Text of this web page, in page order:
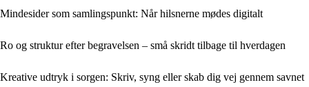
Mindesider som samlingspunkt: Når hilsnerne mødes digitalt
Ro og struktur efter begravelsen – små skridt tilbage til hverdagen
Kreative udtryk i sorgen: Skriv, syng eller skab dig vej gennem savnet